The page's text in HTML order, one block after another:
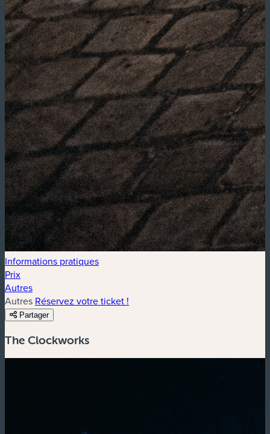
Informations pratiques
Prix
Autres
Autres Réservez votre ticket !
Partager
The Clockworks